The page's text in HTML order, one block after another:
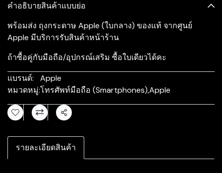
คำอธิบายสินค้าแบบย่อ
พร้อมส่ง ถุงกระดาษ Apple (ใบกลาง) ของแท้ จากศูนย์
Apple มีบริการรับสินค้าหน้าร้าน
ถ้าซื้อคู่กับมือถือ/อุปกรณ์เสริม ซื้อใบเดียวได้คะ
แบรนด์:
Apple
หมวดหมู่:โทรศัพท์มือถือ (Smartphones),Apple
แชร์
รายละเอียดสินค้า